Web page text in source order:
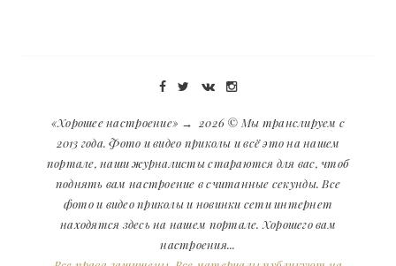
«Хорошее настроение» → 2026 © Мы транслируем с
2013 года. Фото и видео приколы и всё это на нашем
портале, наши журналисты стараются для вас, чтоб
поднять вам настроение в считанные секунды. Все
фото и видео приколы и новинки сети интернет
находятся здесь на нашем портале. Хорошего вам
настроения...